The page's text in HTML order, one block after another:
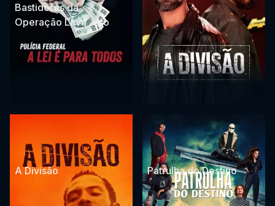
Bastidores da
Operação Lava Jato
A Divisão Patrulha do Destino